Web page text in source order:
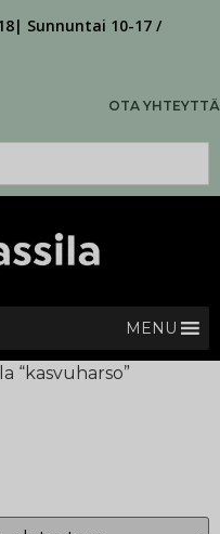
Sunnuntai 10-17 /
OTA YHTEYTTÄ
MENU
“kasvuharso”